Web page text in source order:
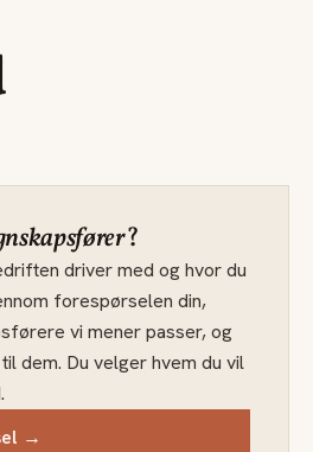
?
driver med og hvor du
forespørselen din,
vi mener passer, og
dem. Du velger hvem du vil
→